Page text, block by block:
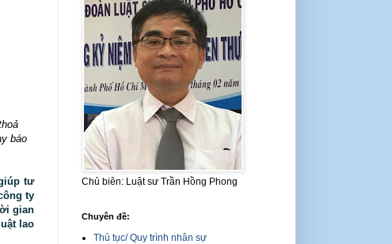
báo
tư
ty
gian
lao
Chủ biên: Luật sư Trần Hồng Phong
Chuyên đề:
Thủ tục/ Quy trình nhân sự